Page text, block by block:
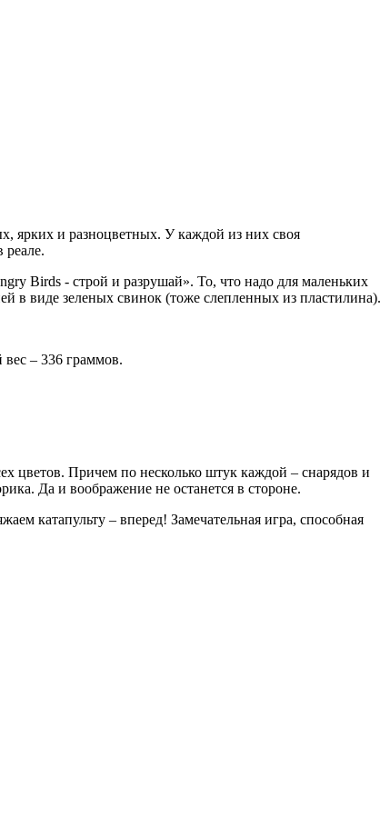
ярких и разноцветных. У каждой из них своя
реале.
Birds - строй и разрушай». То, что надо для маленьких
в виде зеленых свинок (тоже слепленных из пластилина).
– 336 граммов.
цветов. Причем по несколько штук каждой – снарядов и
Да и воображение не останется в стороне.
катапульту – вперед! Замечательная игра, способная